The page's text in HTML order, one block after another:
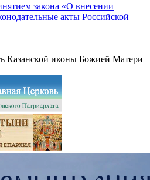
закона «О внесении
акты Российской
Казанской иконы Божией Матери